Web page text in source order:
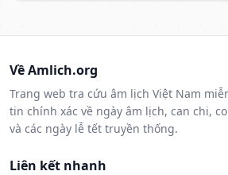
Về Amlich.org
Trang web tra cứu âm lịch Việt Nam
tin chính xác về ngày âm lịch, can chi,
và các ngày lễ tết truyền thống.
Liên kết nhanh